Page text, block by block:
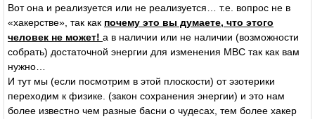
Вот она и реализуется или не реализуется… т.е. вопрос не в
«хакерстве», так как почему это вы думаете, что этого
человек не может! а в наличии или не наличии (возможности
собрать) достаточной энергии для изменения МВС так как вам
нужно…
И тут мы (если посмотрим в этой плоскости) от эзотерики
переходим к физике. (закон сохранения энергии) и это нам
более известно чем разные басни о чудесах, тем более хакер